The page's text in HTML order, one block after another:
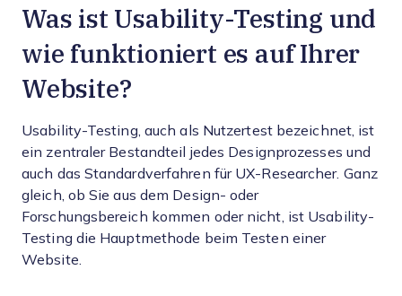
Was ist Usability-Testing und
wie funktioniert es auf Ihrer
Website?
Usability-Testing, auch als Nutzertest bezeichnet, ist
ein zentraler Bestandteil jedes Designprozesses und
auch das Standardverfahren für UX-Researcher. Ganz
gleich, ob Sie aus dem Design- oder
Forschungsbereich kommen oder nicht, ist Usability-
Testing die Hauptmethode beim Testen einer
Website.